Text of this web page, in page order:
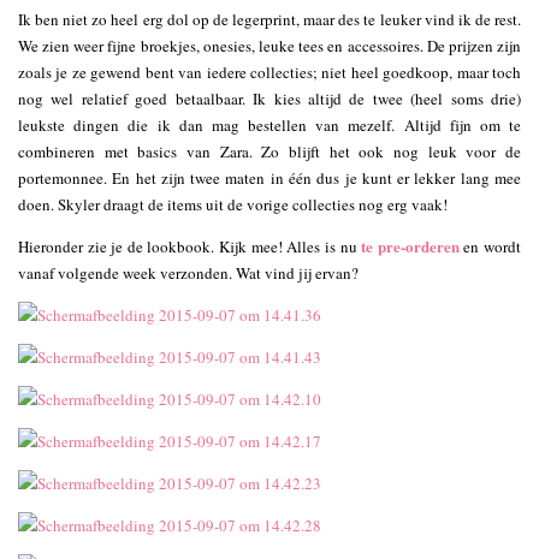
Ik ben niet zo heel erg dol op de legerprint, maar des te leuker vind ik de rest.
We zien weer fijne broekjes, onesies, leuke tees en accessoires. De prijzen zijn
zoals je ze gewend bent van iedere collecties; niet heel goedkoop, maar toch
nog wel relatief goed betaalbaar. Ik kies altijd de twee (heel soms drie)
leukste dingen die ik dan mag bestellen van mezelf. Altijd fijn om te
combineren met basics van Zara. Zo blijft het ook nog leuk voor de
portemonnee. En het zijn twee maten in één dus je kunt er lekker lang mee
doen. Skyler draagt de items uit de vorige collecties nog erg vaak!
Hieronder zie je de lookbook. Kijk mee! Alles is nute pre-orderenen wordt
vanaf volgende week verzonden. Wat vind jij ervan?